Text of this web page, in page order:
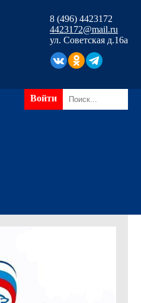
8 (496) 4423172
4423172@mail.ru
ул. Советская д.16а
Войти